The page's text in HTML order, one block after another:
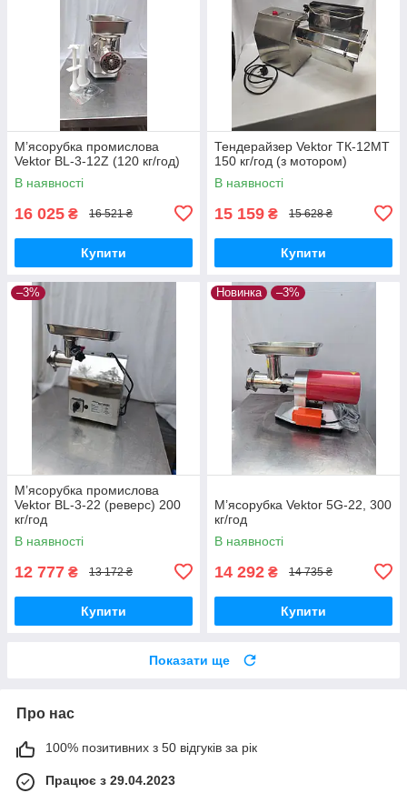
М’ясорубка промислова
Vektor BL-3-12Z (120 кг/год)
В наявності
16 025 ₴ 16 521 ₴
Купити
Тендерайзер Vektor ТК-12MT
150 кг/год (з мотором)
В наявності
15 159 ₴ 15 628 ₴
Купити
–3%
М’ясорубка промислова
Vektor BL-3-22 (реверс) 200
кг/год
В наявності
12 777 ₴ 13 172 ₴
Купити
Новинка –3%
М’ясорубка Vektor 5G-22, 300
кг/год
В наявності
14 292 ₴ 14 735 ₴
Купити
Показати ще
Про нас
100% позитивних з 50 відгуків за рік
Працює з 29.04.2023